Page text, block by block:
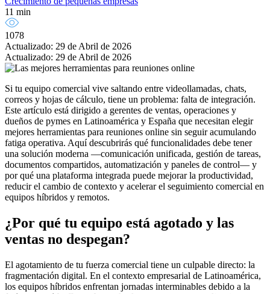
11 min
1078
Actualizado: 29 de Abril de 2026
Actualizado: 29 de Abril de 2026
Si tu equipo comercial vive saltando entre videollamadas, chats,
correos y hojas de cálculo, tiene un problema: falta de integración.
Este artículo está dirigido a gerentes de ventas, operaciones y
dueños de pymes en Latinoamérica y España que necesitan elegir
mejores herramientas para reuniones online sin seguir acumulando
fatiga operativa. Aquí descubrirás qué funcionalidades debe tener
una solución moderna —comunicación unificada, gestión de tareas,
documentos compartidos, automatización y paneles de control— y
por qué una plataforma integrada puede mejorar la productividad,
reducir el cambio de contexto y acelerar el seguimiento comercial en
equipos híbridos y remotos.
¿Por qué tu equipo está agotado y las
ventas no despegan?
El agotamiento de tu fuerza comercial tiene un culpable directo: la
fragmentación digital. En el contexto empresarial de Latinoamérica,
los equipos híbridos enfrentan jornadas interminables debido a la